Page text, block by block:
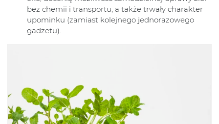
bez chemii i transportu, a także trwały charakter
upominku (zamiast kolejnego jednorazowego
gadżetu).